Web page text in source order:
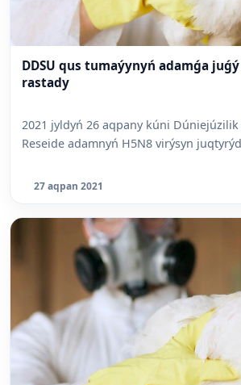
DDSU qus tumaýynyń adamǵa
rastady
2021 jyldyń 26 aqpany kúni
Reseide adamnyń H5N8 virýsyn
27 aqpan 2021